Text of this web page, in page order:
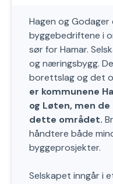
Hagen og
byggebedriftene i
sør for Hamar.
og næringsbygg.
borettslag og det
er kommunene
og Løten, men
dette området.
håndtere både
byggeprosjekter.
Selskapet inngår i